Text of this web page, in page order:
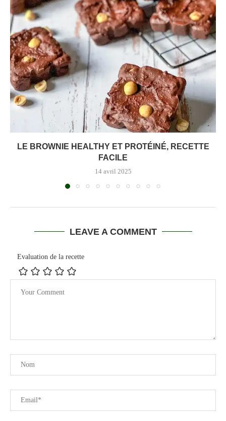
LE BROWNIE HEALTHY ET PROTÉINÉ, RECETTE
FACILE
14 avril 2025
LEAVE A COMMENT
Evaluation de la recette